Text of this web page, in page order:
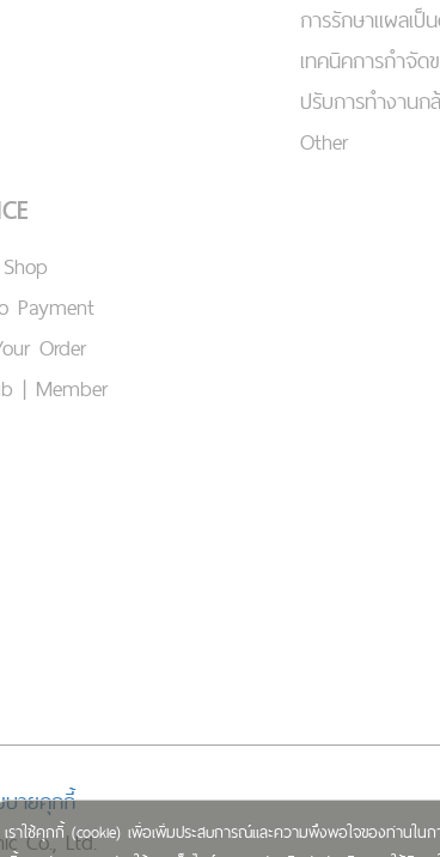
เราใช้คุกกี้ (cookie) เพื่อเพิ่มประสบการณ์และความพึงพอใจของท่านในก
การรักษาแผลเป็
เทคนิคการกำจัด
ปรับการทำงาน
Other
Payment
Order
| Member
บายคุกกี้
Co., Ltd.